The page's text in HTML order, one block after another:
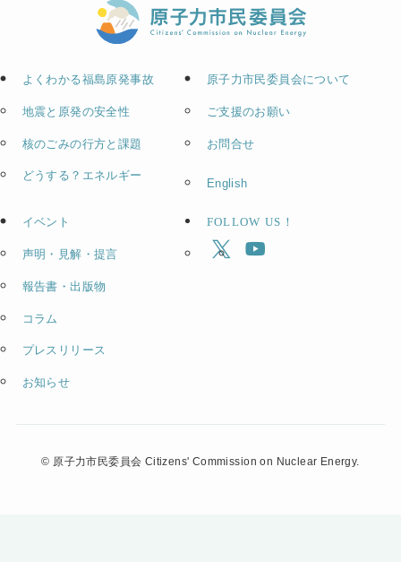
よくわかる福島原発事故
地震と原発の安全性
核のごみの行方と課題
どうする？エネルギー
イベント
声明・見解・提言
報告書・出版物
コラム
プレスリリース
お知らせ
原子力市民委員会について
ご支援のお願い
お問合せ
English
FOLLOW US！
© 原子力市民委員会 Citizens' Commission on Nuclear Energy.